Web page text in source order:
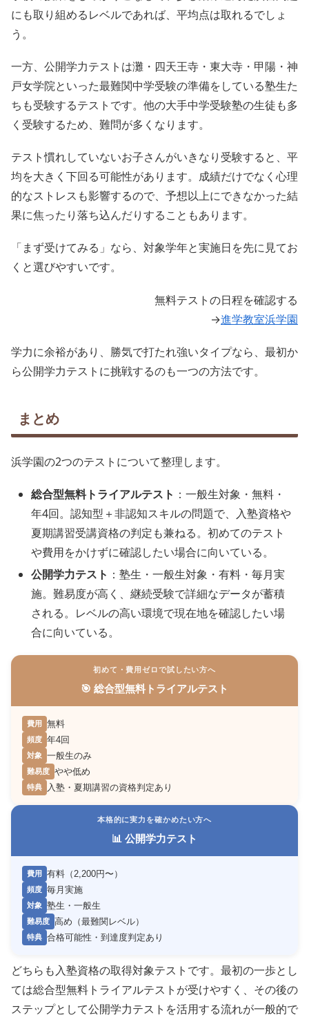
にも取り組めるレベルであれば、平均点は取れるでしょ
う。
一方、公開学力テストは灘・四天王寺・東大寺・甲陽・神
戸女学院といった最難関中学受験の準備をしている塾生た
ちも受験するテストです。他の大手中学受験塾の生徒も多
く受験するため、難問が多くなります。
テスト慣れしていないお子さんがいきなり受験すると、平
均を大きく下回る可能性があります。成績だけでなく心理
的なストレスも影響するので、予想以上にできなかった結
果に焦ったり落ち込んだりすることもあります。
「まず受けてみる」なら、対象学年と実施日を先に見てお
くと選びやすいです。
無料テストの日程を確認する
→進学教室浜学園
学力に余裕があり、勝気で打たれ強いタイプなら、最初か
ら公開学力テストに挑戦するのも一つの方法です。
まとめ
浜学園の2つのテストについて整理します。
総合型無料トライアルテスト ：一般生対象・無料・
年4回。認知型＋非認知スキルの問題で、入塾資格や
夏期講習受講資格の判定も兼ねる。初めてのテスト
や費用をかけずに確認したい場合に向いている。
公開学力テスト ：塾生・一般生対象・有料・毎月実
施。難易度が高く、継続受験で詳細なデータが蓄積
される。レベルの高い環境で現在地を確認したい場
合に向いている。
初めて・費用ゼロで試したい方へ
🎯 総合型無料トライアルテスト
費用 無料
頻度 年4回
対象 一般生のみ
難易度 やや低め
特典 入塾・夏期講習の資格判定あり
本格的に実力を確かめたい方へ
📊 公開学力テスト
費用 有料（2,200円〜）
頻度 毎月実施
対象 塾生・一般生
難易度 高め（最難関レベル）
特典 合格可能性・到達度判定あり
どちらも入塾資格の取得対象テストです。最初の一歩とし
ては総合型無料トライアルテストが受けやすく、その後の
ステップとして公開学力テストを活用する流れが一般的で